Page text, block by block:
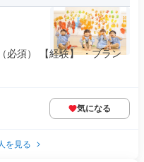
必須） 【経験】 ・ブラン
気になる
を見る